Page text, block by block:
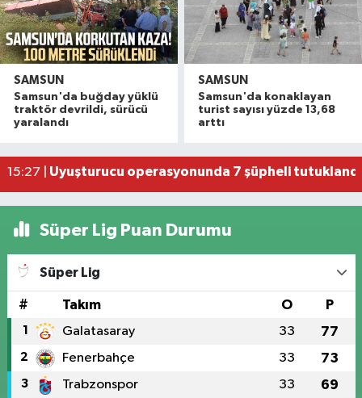
SAMSUN
Samsun'da buğday yüklü
traktör devrildi, sürücü
yaralandı
SAMSUN
Samsun'da konaklayan
turist sayısı yüzde 13,68
arttı
19:58 |Havza'da 11 yıl 8 ay hapis cezasıyla aranan
16:49 |Dron saldırısına uğrayan geminin içi
16:40 | Samsunspor’dan Kasımpaşa karşısında ilk
15:18 | Atakum'da denize girenlere önemli uyarı
Süper Lig Puan Durumu
Süper Lig
# Takım O P
1 Galatasaray 33 77
2 Fenerbahçe 33 73
3 Trabzonspor 33 69